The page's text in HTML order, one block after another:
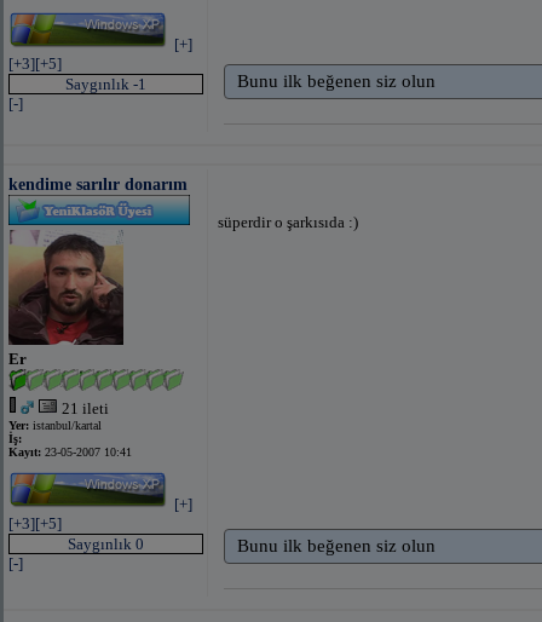
[+]
[+3][+5]
Saygınlık -1
[-]
Bunu ilk beğenen siz olun
kendime sarılır donarım
Er
21 ileti
Yer: istanbul/kartal
İş:
Kayıt: 23-05-2007 10:41
[+]
[+3][+5]
Saygınlık 0
[-]
süperdir o şarkısıda :)
Bunu ilk beğenen siz olun